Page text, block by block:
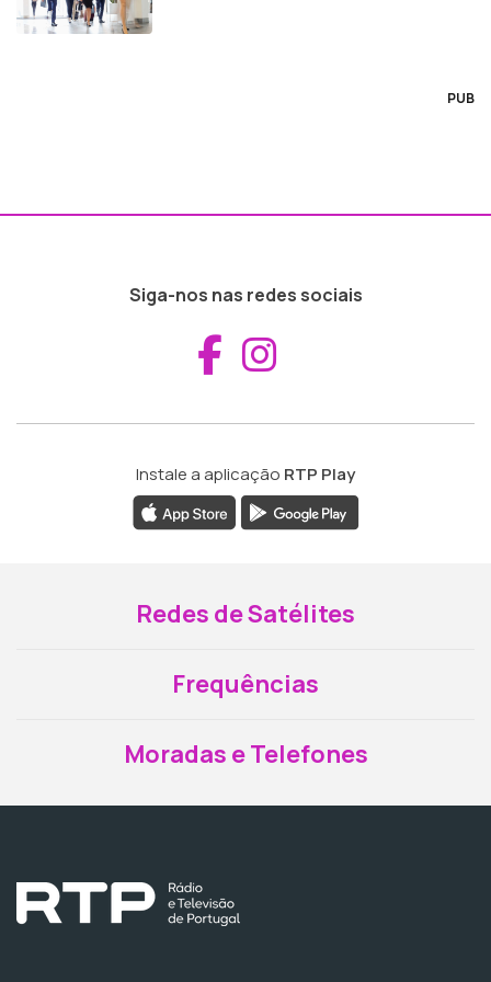
PUB
Siga-nos nas redes sociais
Aceder ao
Instale a aplicação RTP Play
Redes de Satélites
Frequências
Moradas e Telefones